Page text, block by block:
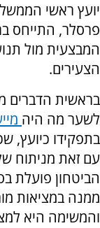
יועץ ראשי
המבצעית מול
הצעירים.
בראשית הדברים
לשער מה היה
בתפקידו כיועץ,
עם זאת מניתוח
הביטחון פועלת
ממנה במציאות
והמשימה היא